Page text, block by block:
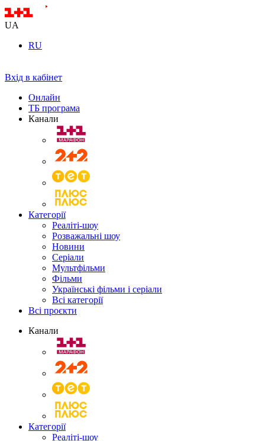
UA
RU
Вхід в кабінет
Онлайн
ТБ програма
Канали
Категорії
Реаліті-шоу
Розважальні шоу
Новини
Серіали
Мультфільми
Фільми
Українські фільми і серіали
Всі категорії
Всі проєкти
Канали
Категорії
Реаліті-шоу